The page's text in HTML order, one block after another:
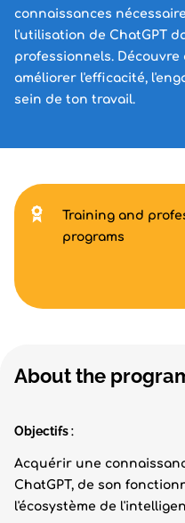
connaissances
l'utilisation de ChatGPT
professionnels. Découvre
améliorer l'efficacité,
sein de ton travail.
About the
Objectifs :
Acquérir une
ChatGPT, de son
l'écosystème de
Training and
programs